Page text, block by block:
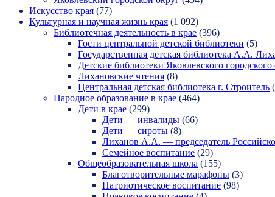
Искусство края (77)
Культурная и научная жизнь края (1 092)
Библиотечная деятельность в крае (396)
Гости центральной детской библиотеки (5)
Государственная детская библиотека А.А.
Детские библиотеки Яковлевского городского
Лихановские чтения (8)
Центральная детская библиотека г. Строитель
Народное образование в крае (464)
Дети в крае (299)
Дети — инвалиды (66)
Дети — сироты (8)
Лиханов А.А. — председатель
Семейное воспитание (29)
Общеобразовательная школа (155)
Благотворительные марафоны (3)
Патриотическое воспитание (98)